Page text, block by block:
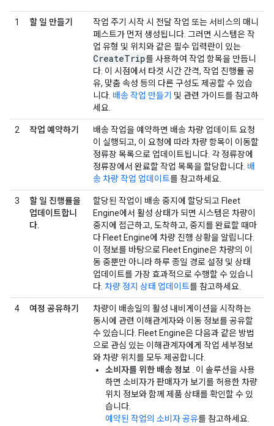
1 할 일 만들기
작업 주기 시작 시 전달 작업 또는 서비스의 매니
페스트가 먼저 생성됩니다. 그러면 시스템은 작
업 유형 및 위치와 같은 필수 입력란이 있는
CreateTrip를 사용하여 작업 항목을 만듭니
다. 이 시점에서 타겟 시간 간격, 작업 진행률 공
유, 맞춤 속성 등의 다른 구성도 제공할 수 있습
니다. 배송 작업 만들기 및 관련 가이드를 참고하
세요.
2 작업 예약하기
배송 작업을 예약하면 배송 차량 업데이트 요청
이 실행되고, 이 요청에 따라 차량 항목이 이동할
정류장 목록으로 업데이트됩니다. 각 정류장에
정류장에서 완료할 작업 목록을 할당합니다. 배
송 차량 작업 업데이트를 참고하세요.
3
할 일 진행률을
업데이트합니
다.
할당된 작업이 배송 중지에 할당되고 Fleet
Engine에서 활성 상태가 되면 시스템은 차량이
중지에 접근하고, 도착하고, 중지를 완료할 때마
다 Fleet Engine에 차량 진행 상황을 알립니다.
이 정보를 바탕으로 Fleet Engine은 차량의 이
동 중뿐만 아니라 하루 종일 경로 설정 및 상태
업데이트를 가장 효과적으로 수행할 수 있습니
다. 차량 정지 상태 업데이트를 참고하세요.
4 여정 공유하기
차량이 배송일의 활성 내비게이션을 시작하는
동시에 관련 이해관계자와 이동 정보를 공유할
수 있습니다. Fleet Engine은 다음과 같은 방법
으로 관심 있는 이해관계자에게 작업 세부정보
와 차량 위치를 모두 제공합니다.
소비자를 위한 배송 정보 . 이 솔루션을 사용
하면 소비자가 판매자가 보기를 허용한 차량
위치 정보와 함께 제품 상태를 확인할 수 있
습니다.
예약된 작업의 소비자 공유를 참고하세요.